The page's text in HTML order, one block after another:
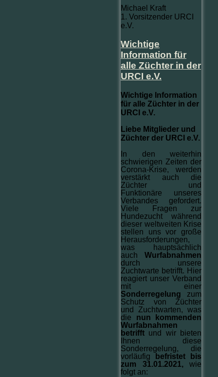
Michael Kraft
1. Vorsitzender URCI
e.V.
Wichtige
Information für
alle Züchter in der
URCI e.V.
Wichtige Information
für alle Züchter in der
URCI e.V.
Liebe Mitglieder und
Züchter der URCI e.V.
In den weiterhin
schwierigen Zeiten der
Corona-Krise, werden
verstärkt auch die
Züchter und
Funktionäre unseres
Verbandes gefordert.
Viele Fragen zur
Hundezucht während
dieser weltweiten Krise
stellen uns vor große
Herausforderungen,
was hauptsächlich
auchWurfabnahmen
durch unsere
Zuchtwarte betrifft. Hier
reagiert unser Verband
mit einer
Sonderregelung zum
Schutz von Züchter
und Zuchtwarten, was
die nun kommenden
Wurfabnahmen
betrifft und wir bieten
Ihnen diese
Sonderregelung, die
vorläufig
befristet bis
zum 31.01.2021,wie
folgt an: